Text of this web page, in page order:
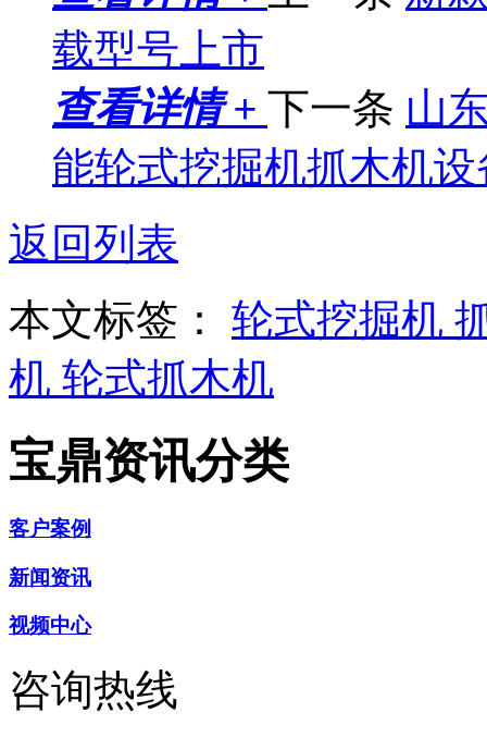
载型号上市
查看详情 + 下一条 山
能轮式挖掘机抓木机设
返回列表
本文标签： 轮式挖掘机
机 轮式抓木机
宝鼎资讯分类
客户案例
新闻资讯
视频中心
咨询热线